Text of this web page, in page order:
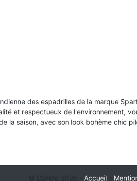
des espadrilles de la marque
et respectueux de l'environnement,
la saison, avec son look bohème chic
© DSh0p 2026 - Accueil